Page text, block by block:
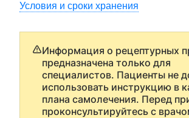
Условия и сроки хранения
Информация о рецептурных
предназначена только для
специалистов. Пациенты не
использовать инструкцию в
плана самолечения. Перед
проконсультируйтесь с